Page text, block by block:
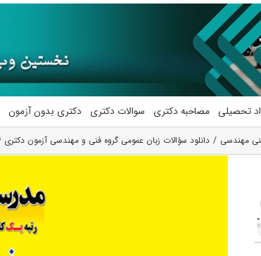
تحصیلی مصاحبه دکتری سوالات دکتری دکتری بدون آزمون
مهندسی دانلود سؤالات زبان عمومی گروه فنی و مهندسی آزمون دکتری ۹۶